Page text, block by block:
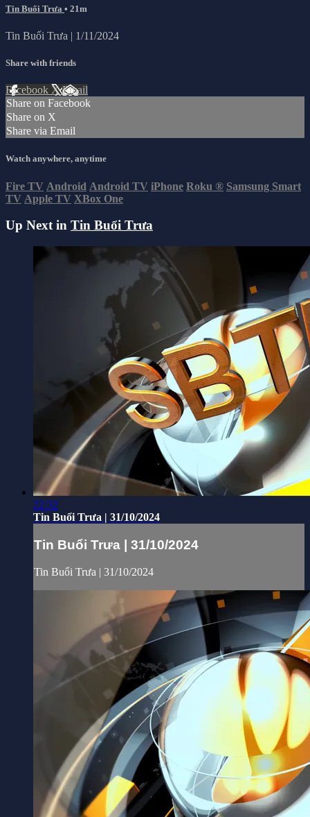
Tin Buổi Trưa • 21m
Tin Buổi Trưa | 1/11/2024
Share with friends
Facebook XEmail
Share on Facebook
Share on X
Share via Email
Watch anywhere, anytime
Fire TV Android Android TV iPhone Roku ® Samsung Smart
TV Apple TV XBox One
Up Next in Tin Buổi Trưa
22:32
Tin Buổi Trưa | 31/10/2024
Tin Buổi Trưa | 31/10/2024
Tin Buổi Trưa | 31/10/2024